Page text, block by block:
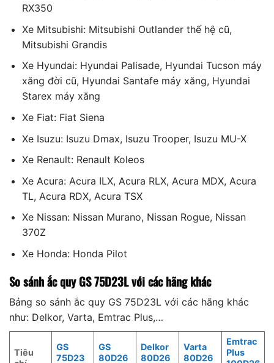
RX350
Xe Mitsubishi: Mitsubishi Outlander thế hệ cũ,
Mitsubishi Grandis
Xe Hyundai: Hyundai Palisade, Hyundai Tucson máy
xăng đời cũ, Hyundai Santafe máy xăng, Hyundai
Starex máy xăng
Xe Fiat: Fiat Siena
Xe Isuzu: Isuzu Dmax, Isuzu Trooper, Isuzu MU-X
Xe Renault: Renault Koleos
Xe Acura: Acura ILX, Acura RLX, Acura MDX, Acura
TL, Acura RDX, Acura TSX
Xe Nissan: Nissan Murano, Nissan Rogue, Nissan
370Z
Xe Honda: Honda Pilot
So sánh ắc quy GS75D23Lvới các hãng khác
Bảng so sánh ắc quy GS 75D23L với các hãng khác
như: Delkor, Varta, Emtrac Plus,…
Tiêu
GS
75D23
GS
80D26
Delkor
80D26
Varta
80D26
Emtrac
Plus